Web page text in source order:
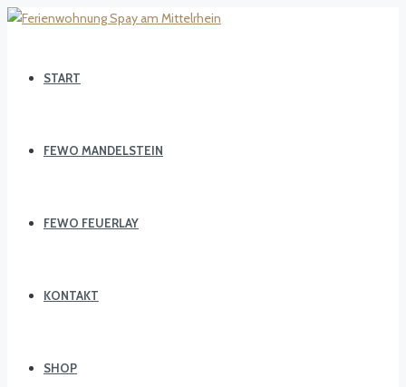
START
FEWO MANDELSTEIN
FEWO FEUERLAY
KONTAKT
SHOP